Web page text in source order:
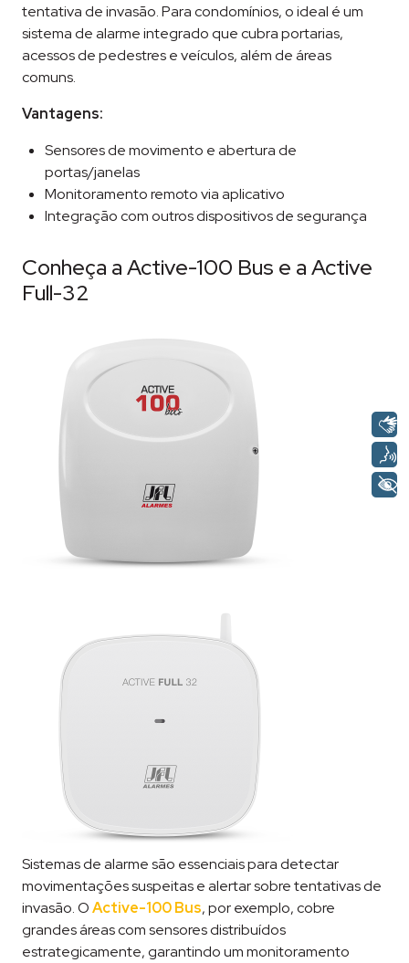
tentativa de invasão. Para condomínios, o ideal é um
sistema de alarme integrado que cubra portarias,
acessos de pedestres e veículos, além de áreas
comuns.
Vantagens:
Sensores de movimento e abertura de
portas/janelas
Monitoramento remoto via aplicativo
Integração com outros dispositivos de segurança
Conheça a Active-100 Bus e a Active
Full-32
Sistemas de alarme são essenciais para detectar
movimentações suspeitas e alertar sobre tentativas de
invasão. OActive-100 Bus, por exemplo, cobre
grandes áreas com sensores distribuídos
estrategicamente, garantindo um monitoramento